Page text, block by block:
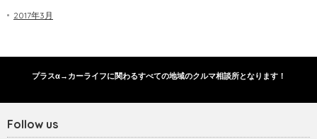
2017年3月
プラスα→カーライフに関わるすべての地域のクルマ相談所となります！
Follow us